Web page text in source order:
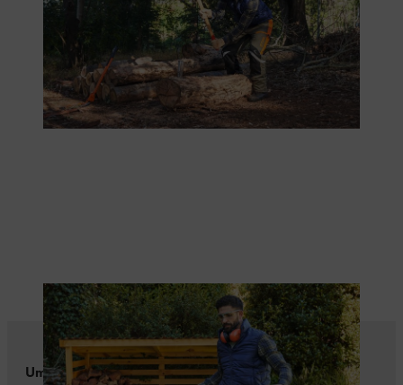
Handliche Brennholz-Stücke eignen sich für den Kamin.
Umweltfreundliches Brennholz